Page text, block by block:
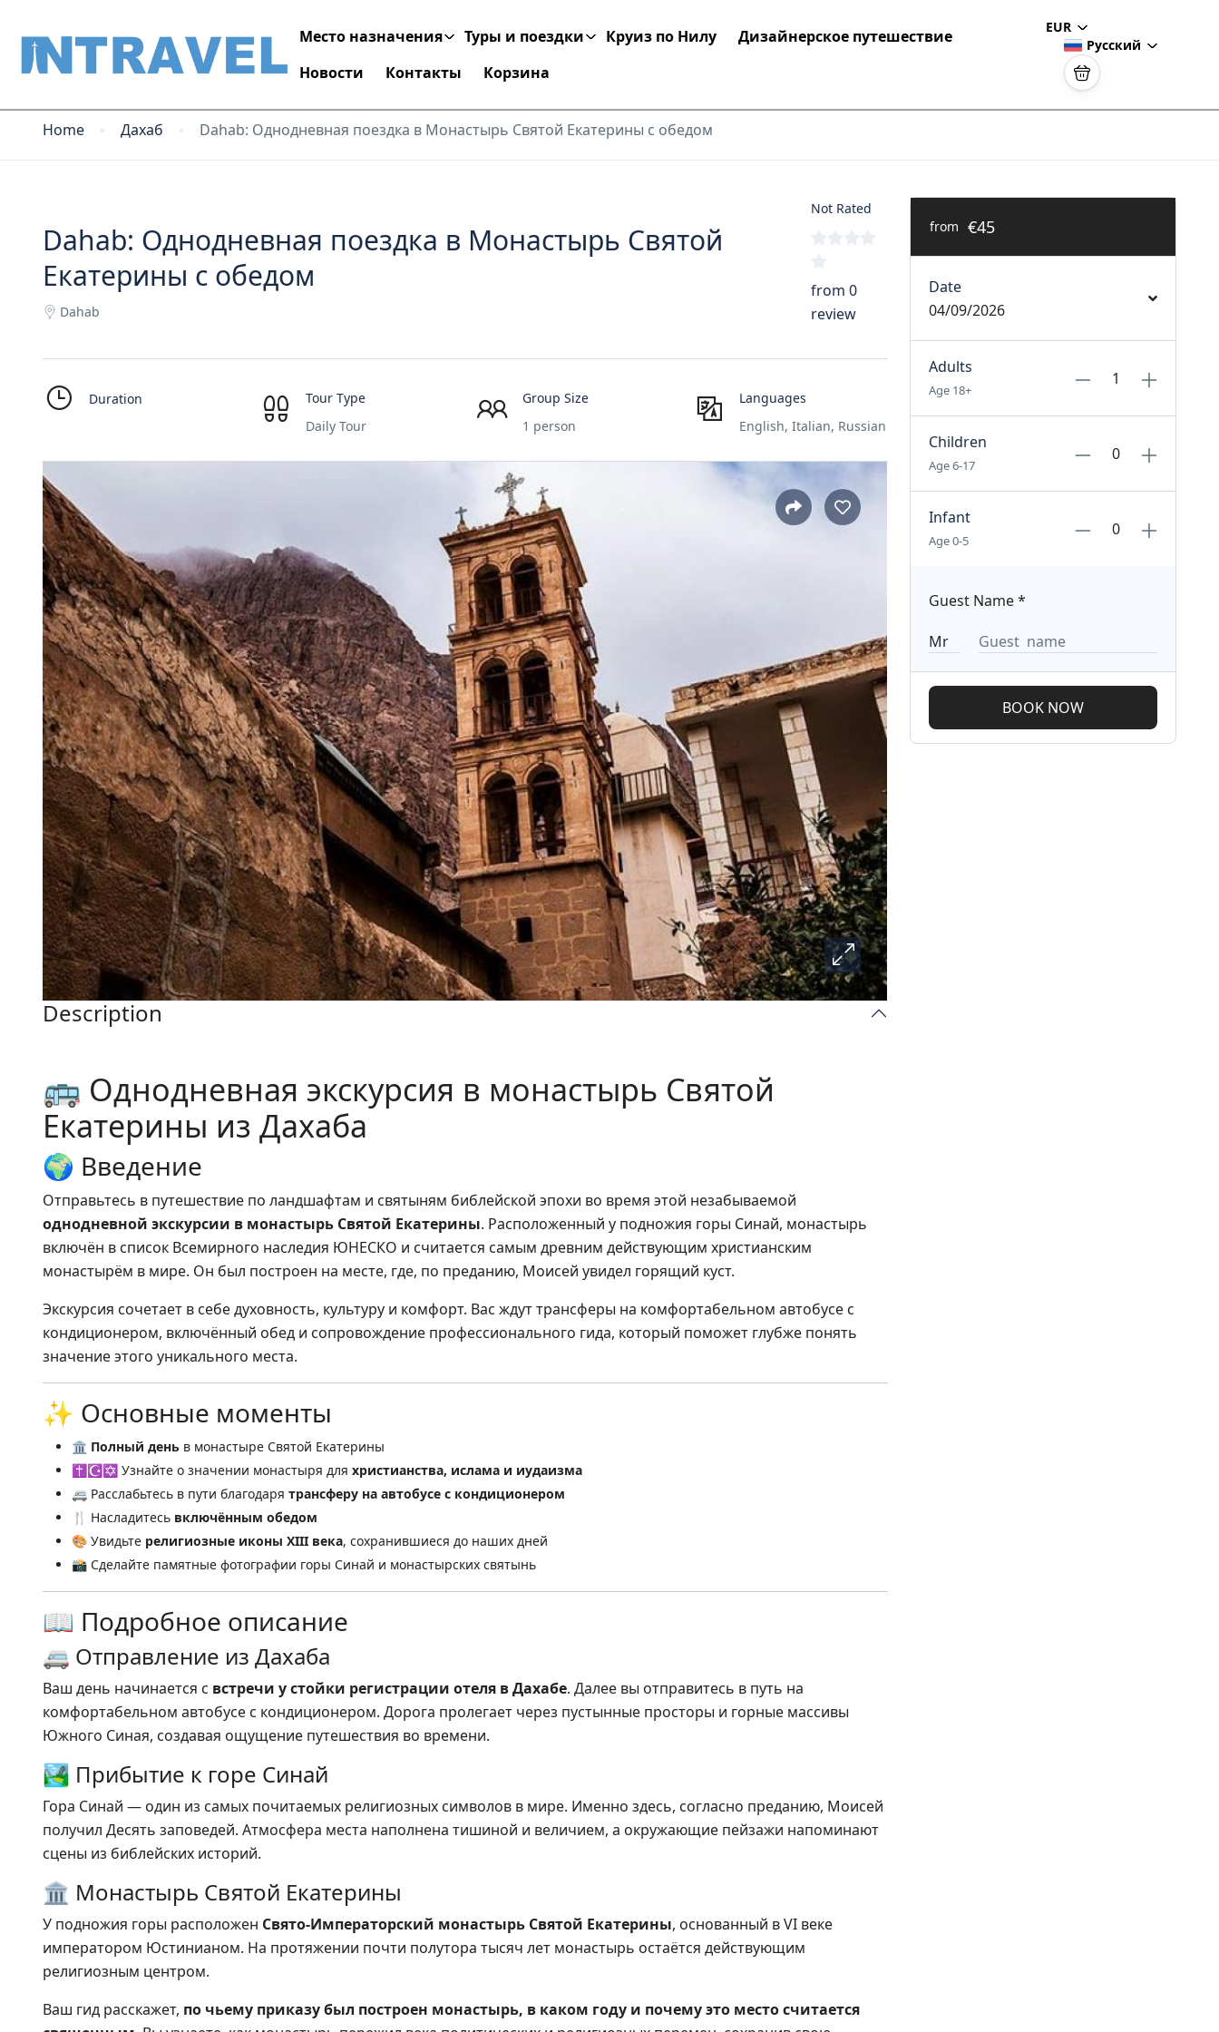
Место назначения Туры и поездки Круиз по Нилу
Дизайнерское путешествие
Новости
Контакты Корзина
EUR
Русский
Home Дахаб Dahab: Однодневная поездка в Монастырь Святой Екатерины с обедом
Dahab: Однодневная поездка в Монастырь Святой
Екатерины с обедом
Dahab
Not Rated
from 0
review
Duration
Tour Type
Daily Tour
Group Size
1 person
Languages
English, Italian, Russian
Description
🚌 Однодневная экскурсия в монастырь Святой
Екатерины из Дахаба
🌍 Введение
Отправьтесь в путешествие по ландшафтам и святыням библейской эпохи во время этой незабываемой
однодневной экскурсии в монастырь Святой Екатерины. Расположенный у подножия горы Синай, монастырь
включён в список Всемирного наследия ЮНЕСКО и считается самым древним действующим христианским
монастырём в мире. Он был построен на месте, где, по преданию, Моисей увидел горящий куст.
Экскурсия сочетает в себе духовность, культуру и комфорт. Вас ждут трансферы на комфортабельном автобусе с
кондиционером, включённый обед и сопровождение профессионального гида, который поможет глубже понять
значение этого уникального места.
✨ Основные моменты
🏛️ Полный день в монастыре Святой Екатерины
✝️☪️✡️ Узнайте о значении монастыря для христианства, ислама и иудаизма
🚐 Расслабьтесь в пути благодаря трансферу на автобусе с кондиционером
🍴 Насладитесь включённым обедом
🎨 Увидьте религиозные иконы XIII века, сохранившиеся до наших дней
📸 Сделайте памятные фотографии горы Синай и монастырских святынь
📖 Подробное описание
🚐 Отправление из Дахаба
Ваш день начинается с встречи у стойки регистрации отеля в Дахабе. Далее вы отправитесь в путь на
комфортабельном автобусе с кондиционером. Дорога пролегает через пустынные просторы и горные массивы
Южного Синая, создавая ощущение путешествия во времени.
🏞️ Прибытие к горе Синай
Гора Синай — один из самых почитаемых религиозных символов в мире. Именно здесь, согласно преданию, Моисей
получил Десять заповедей. Атмосфера места наполнена тишиной и величием, а окружающие пейзажи напоминают
сцены из библейских историй.
🏛️ Монастырь Святой Екатерины
У подножия горы расположен Свято‑Императорский монастырь Святой Екатерины, основанный в VI веке
императором Юстинианом. На протяжении почти полутора тысяч лет монастырь остаётся действующим
религиозным центром.
Ваш гид расскажет, по чьему приказу был построен монастырь, в каком году и почему это место считается
from €45
Date
04/09/2026
Adults
Age 18+
Children
Age 6-17
Infant
Age 0-5
Guest Name *
BOOK NOW